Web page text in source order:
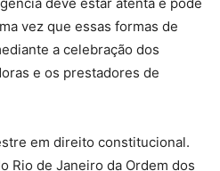
deve estar atenta e pode
vez que essas formas de
a celebração dos
e os prestadores de
em direito constitucional.
Rio de Janeiro da Ordem dos